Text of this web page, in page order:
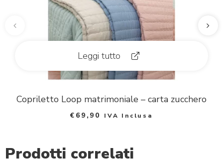
Leggi tutto
E
x
a
Copriletto Loop matrimoniale – carta zucchero
€ 69,90 IVA Inclusa
Prodotti correlati